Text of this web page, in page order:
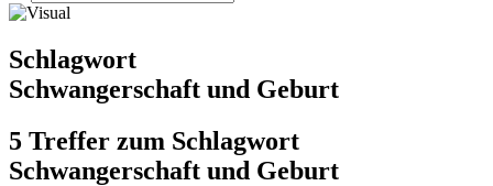
Schlagwort
Schwangerschaft und Geburt
5 Treffer zum Schlagwort
Schwangerschaft und Geburt